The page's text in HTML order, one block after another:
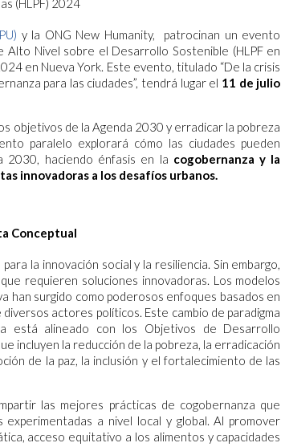
(HLPF) 2024
y la ONG New Humanity, patrocinan un evento
Nivel sobre el Desarrollo Sostenible (HLPF en
en Nueva York. Este evento, titulado “De la crisis
para las ciudades”, tendrá lugar el 11 de julio
objetivos de la Agenda 2030 y erradicar la pobreza
paralelo explorará cómo las ciudades pueden
2030, haciendo énfasis en la cogobernanza y la
innovadoras a los desafíos urbanos.
Conceptual
la innovación social y la resiliencia. Sin embargo,
requieren soluciones innovadoras. Los modelos
han surgido como poderosos enfoques basados en
actores políticos. Este cambio de paradigma
está alineado con los Objetivos de Desarrollo
incluyen la reducción de la pobreza, la erradicación
de la paz, la inclusión y el fortalecimiento de las
las mejores prácticas de cogobernanza que
a nivel local y global. Al promover
acceso equitativo a los alimentos y capacidades